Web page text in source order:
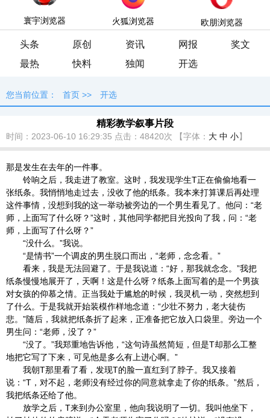
寰宇浏览器 火狐浏览器 欧朋浏览器
头条 原创 资讯 网报
奖文
最热
快料 独闻 开选
您当前位置： 首页 >> 开选
精彩教学叙事片段
时间：2023-06-10 16:29:35 点击： 48420次 【字体： 大 中 小】
那是发生在去年的一件事。
铃响之后，我走进了教室。这时，我发现学生T正在偷偷地看一
张纸条。我悄悄地走过去，没收了他的纸条。我本来打算课后再处理
这件事情，没想到我的这一举动被旁边的一个男生看见了。他问：“老
师，上面写了什么呀？”这时，其他同学都把目光投向了我，问：“老
师，上面写了什么呀？”
“没什么。”我说。
“是情书”一个调皮的男生脱口而出，“老师，念念看。”
看来，我是无法回避了。于是我说道：“好，那我就念念。”我把
纸条慢慢地展开了，天啊！这是什么呀？纸条上面写着的是一个男孩
对女孩的仰慕之情。正当我处于尴尬的时候，我灵机一动，突然想到
了什么。于是我就开始装模作样地念道：“少壮不努力，老大徒伤
悲。”随后，我就把纸条折了起来，正准备把它放入口袋里。旁边一个
男生问：“老师，没了？”
“没了。”我郑重地告诉他，“这句诗虽然简短，但是T却那么工整
地把它写了下来，可见他是多么有上进心啊。”
我朝T那里看了看，发现T的脸一直红到了脖子。我又接着
说：“T，对不起，老师没有经过你的同意就拿走了你的纸条。”然后，
我把纸条还给了他。
放学之后，T来到办公室里，他向我说明了一切。我叫他坐下，